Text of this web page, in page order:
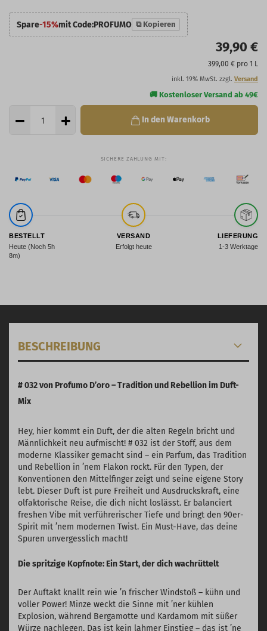
Spare-15%mit Code:PROFUMO ⧉ Kopieren
39,90 €
399,00 € pro 1 L
inkl. 19% MwSt. zzgl. Versand
In den Warenkorb
BESTELLT
Heute (Noch 5h
8m)
VERSAND
Erfolgt heute
LIEFERUNG
1-3 Werktage
BESCHREIBUNG
# 032 von Profumo D’oro – Tradition und Rebellion im Duft-
Mix
Hey, hier kommt ein Duft, der die alten Regeln bricht und
Männlichkeit neu aufmischt! # 032 ist der Stoff, aus dem
moderne Klassiker gemacht sind – ein Parfum, das Tradition
und Rebellion in ’nem Flakon rockt. Für den Typen, der
Konventionen den Mittelfinger zeigt und seine eigene Story
lebt. Dieser Duft ist pure Freiheit und Ausdruckskraft, eine
olfaktorische Reise, die dich nicht loslässt. Er balanciert
freshen Vibe mit verführerischer Tiefe und bringt den 90er-
Spirit mit ’nem modernen Twist. Ein Must-Have, das deine
Spuren unvergesslich macht!
Die spritzige Kopfnote: Ein Start, der dich wachrüttelt
Der Auftakt knallt rein wie ’n frischer Windstoß – kühn und
voller Power! Minze weckt die Sinne mit ’ner kühlen
Explosion, während Bergamotte und Kardamom mit süßer
Würze nachlegen. Das ist kein lahmer Einstieg – das ist ’ne